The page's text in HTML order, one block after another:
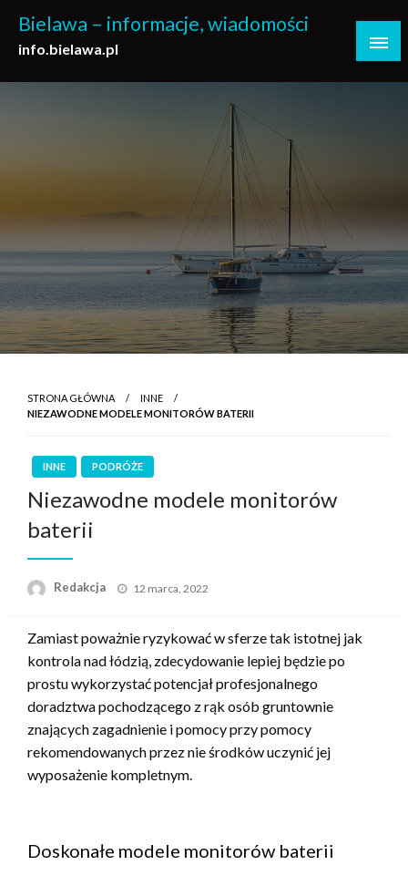
content
Bielawa – informacje, wiadomości
info.bielawa.pl
STRONA GŁÓWNA
INNE
NIEZAWODNE MODELE MONITORÓW BATERII
INNE PODRÓŻE
Niezawodne modele monitorów
baterii
Redakcja
Opublikowane
12 marca, 2022
Zamiast poważnie ryzykować w sferze tak istotnej jak
kontrola nad łódzią, zdecydowanie lepiej będzie po
prostu wykorzystać potencjał profesjonalnego
doradztwa pochodzącego z rąk osób gruntownie
znających zagadnienie i pomocy przy pomocy
rekomendowanych przez nie środków uczynić jej
wyposażenie kompletnym.
Doskonałe modele monitorów baterii